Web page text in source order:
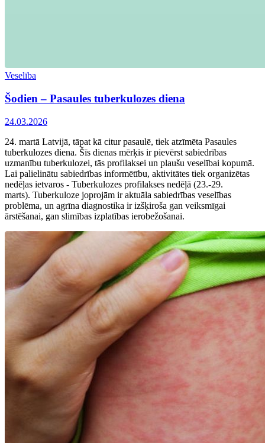
Veselība
Šodien – Pasaules tuberkulozes diena
24.03.2026
24. martā Latvijā, tāpat kā citur pasaulē, tiek atzīmēta Pasaules
tuberkulozes diena. Šīs dienas mērķis ir pievērst sabiedrības
uzmanību tuberkulozei, tās profilaksei un plaušu veselībai kopumā.
Lai palielinātu sabiedrības informētību, aktivitātes tiek organizētas
nedēļas ietvaros - Tuberkulozes profilakses nedēļā (23.-29.
marts). Tuberkuloze joprojām ir aktuāla sabiedrības veselības
problēma, un agrīna diagnostika ir izšķiroša gan veiksmīgai
ārstēšanai, gan slimības izplatības ierobežošanai.